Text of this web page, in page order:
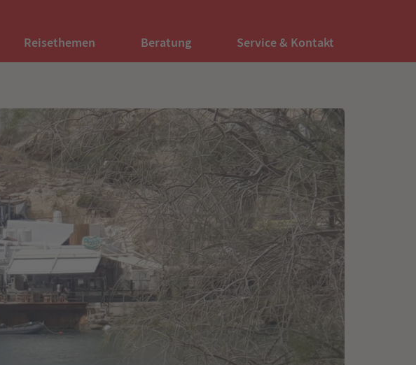
Reisethemen Beratung Service & Kontakt